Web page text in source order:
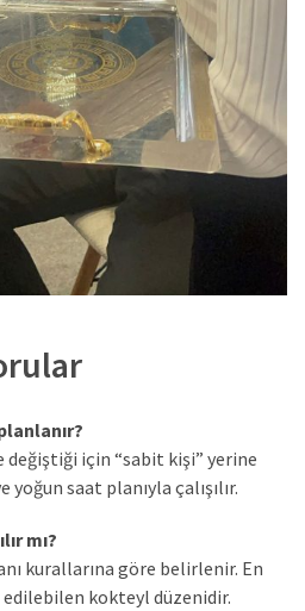
için “sabit kişi” yerine
saat planıyla çalışılır.
mı?
kurallarına göre belirlenir. En
edilebilen kokteyl düzenidir.